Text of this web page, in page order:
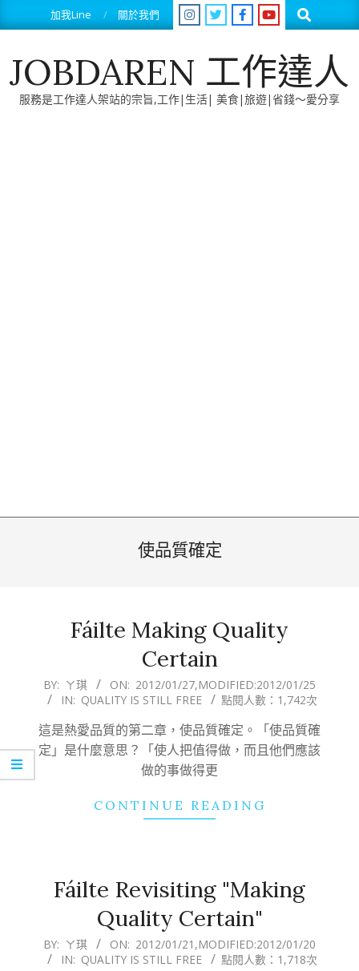
to
加我Line 關於我們 Search
JOBDAREN 工作達人
服務是工作達人架站的宗旨,工作|生活| 美食|旅遊|省錢～愛分享
使品質確定
Fáilte Making Quality
Certain
2012-
01-
27
BY: ㄚ琪 ON: 2012/01/27,MODIFIED:2012/01/25
IN: QUALITY IS STILL FREE 點閱人數：1,742次
這是熱愛品質的第二章，使品質確定。「使品質確
定」是什麼意思？「使人把值得做，而且他們應該
做的事做得更
CONTINUE READING
Fáilte Revisiting "Making
Quality Certain"
2012-
01-
BY: ㄚ琪 ON: 2012/01/21 ,MODIFIED:2012/01/20
IN: QUALITY IS STILL FREE 點閱人數：1,718次